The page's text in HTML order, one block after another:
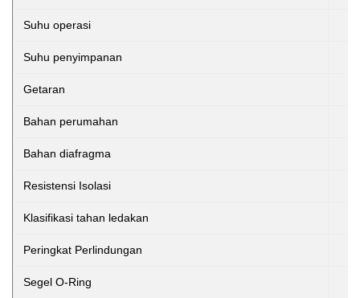
Suhu operasi
Suhu penyimpanan
Getaran
Bahan perumahan
Bahan diafragma
Resistensi Isolasi
Klasifikasi tahan ledakan
Peringkat Perlindungan
Segel O-Ring